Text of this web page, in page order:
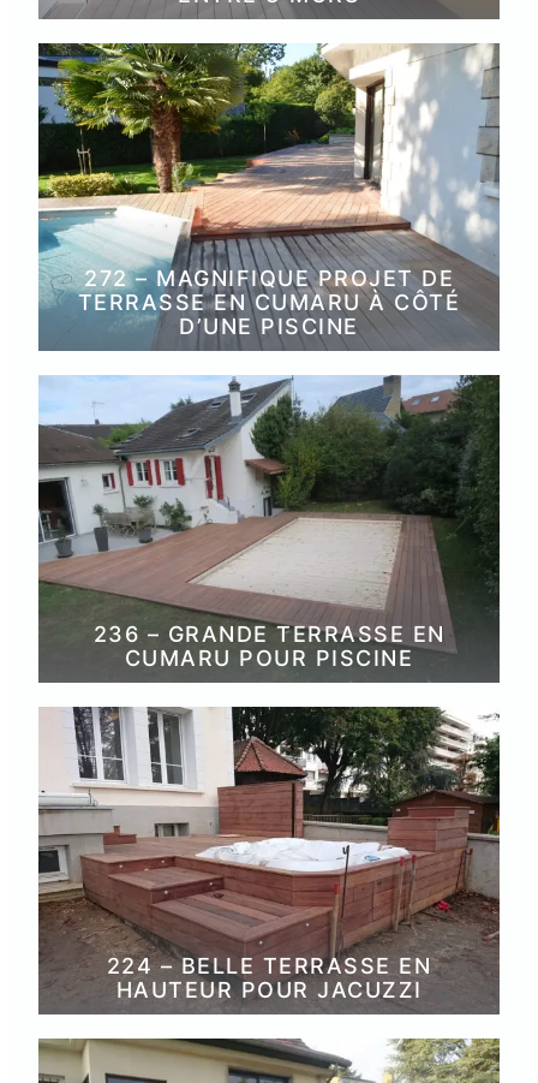
272 – MAGNIFIQUE PROJET DE
TERRASSE EN CUMARU À CÔTÉ
D’UNE PISCINE
236 – GRANDE TERRASSE EN
CUMARU POUR PISCINE
224 – BELLE TERRASSE EN
HAUTEUR POUR JACUZZI